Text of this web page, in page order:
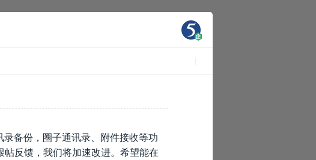
备份，圈子通讯录、附件接收等功
反馈，我们将加速改进。希望能在